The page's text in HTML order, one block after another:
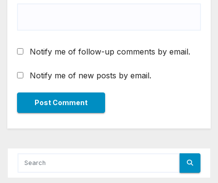
Notify me of follow-up comments by email.
Notify me of new posts by email.